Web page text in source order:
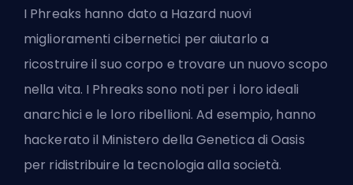
I Phreaks hanno dato a Hazard nuovi
miglioramenti cibernetici per aiutarlo a
ricostruire il suo corpo e trovare un nuovo scopo
nella vita. I Phreaks sono noti per i loro ideali
anarchici e le loro ribellioni. Ad esempio, hanno
hackerato il Ministero della Genetica di Oasis
per ridistribuire la tecnologia alla società.